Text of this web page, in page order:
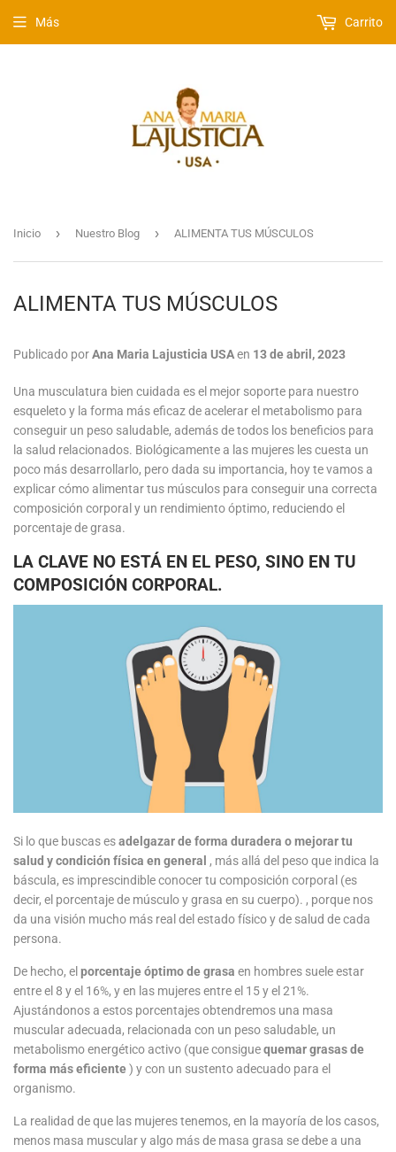
Más Carrito
Inicio › Nuestro Blog › ALIMENTA TUS MÚSCULOS
ALIMENTA TUS MÚSCULOS
Publicado porAna Maria Lajusticia USAen 13 de abril, 2023
Una musculatura bien cuidada es el mejor soporte para nuestro
esqueleto y la forma más eficaz de acelerar el metabolismo para
conseguir un peso saludable, además de todos los beneficios para
la salud relacionados. Biológicamente a las mujeres les cuesta un
poco más desarrollarlo, pero dada su importancia, hoy te vamos a
explicar cómo alimentar tus músculos para conseguir una correcta
composición corporal y un rendimiento óptimo, reduciendo el
porcentaje de grasa.
LA CLAVE NO ESTÁ EN EL PESO, SINO EN TU
COMPOSICIÓN CORPORAL.
Si lo que buscas esadelgazar de forma duradera o mejorar tu
salud y condición física en general , más allá del peso que indica la
báscula, es imprescindible conocer tu composición corporal (es
decir, el porcentaje de músculo y grasa en su cuerpo). , porque nos
da una visión mucho más real del estado físico y de salud de cada
persona.
De hecho, el porcentaje óptimo de grasa en hombres suele estar
entre el 8 y el 16%, y en las mujeres entre el 15 y el 21%.
Ajustándonos a estos porcentajes obtendremos una masa
muscular adecuada, relacionada con un peso saludable, un
metabolismo energético activo (que consiguequemar grasas de
forma más eficiente) y con un sustento adecuado para el
organismo.
La realidad de que las mujeres tenemos, en la mayoría de los casos,
menos masa muscular y algo más de masa grasa se debe a una